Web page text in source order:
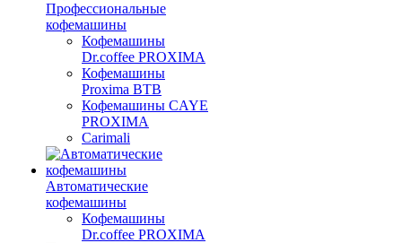
Профессиональные
кофемашины
Кофемашины
Dr.coffee PROXIMA
Кофемашины
Proxima BTB
Кофемашины CAYE
PROXIMA
Carimali
Автоматические
кофемашины
Кофемашины
Dr.coffee PROXIMA